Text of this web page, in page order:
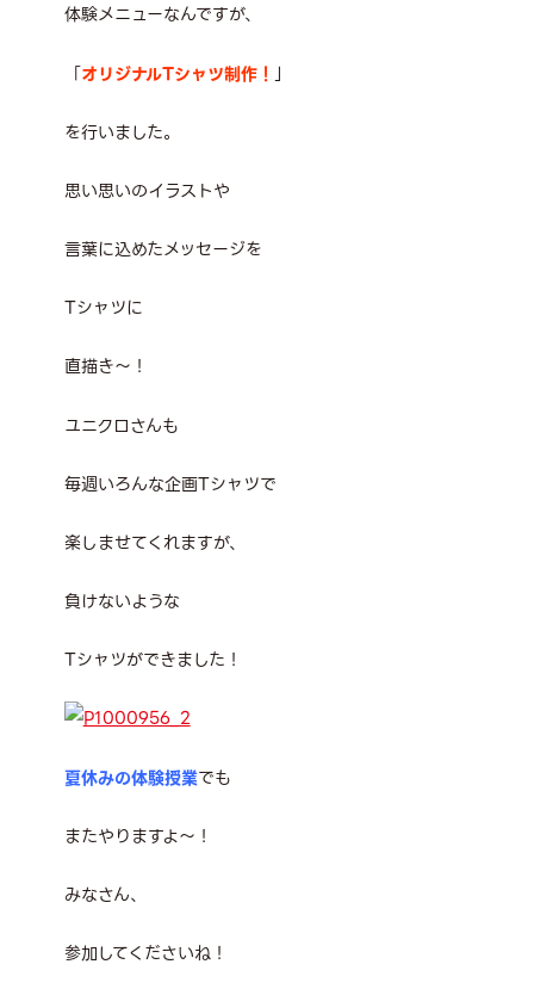
体験メニューなんですが、
「オリジナルTシャツ制作！ 」
を行いました。
思い思いのイラストや
言葉に込めたメッセージを
Tシャツに
直描き～！
ユニクロさんも
毎週いろんな企画Tシャツで
楽しませてくれますが、
負けないような
Tシャツができました！
夏休みの体験授業でも
またやりますよ～！
みなさん、
参加してくださいね！